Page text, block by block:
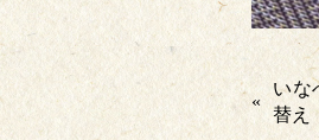
«
いな
替え